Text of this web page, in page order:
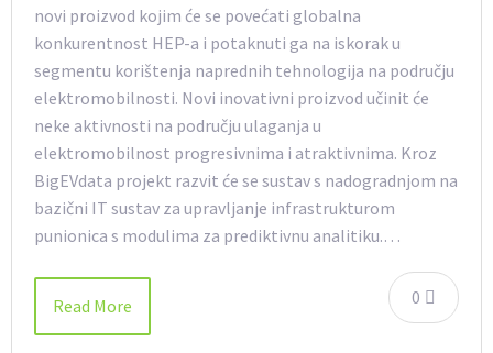
novi proizvod kojim će se povećati globalna
konkurentnost HEP-a i potaknuti ga na iskorak u
segmentu korištenja naprednih tehnologija na području
elektromobilnosti. Novi inovativni proizvod učinit će
neke aktivnosti na području ulaganja u
elektromobilnost progresivnima i atraktivnima. Kroz
BigEVdata projekt razvit će se sustav s nadogradnjom na
bazični IT sustav za upravljanje infrastrukturom
punionica s modulima za prediktivnu analitiku.…
0
Read More